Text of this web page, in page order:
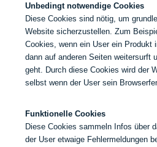
Unbedingt notwendige Cookies
Diese Cookies sind nötig, um
Website sicherzustellen. Zum
Cookies, wenn ein User ein Produkt
dann auf anderen Seiten weitersurft
geht. Durch diese Cookies wird der
selbst wenn der User sein
Funktionelle Cookies
Diese Cookies sammeln Infos über
der User etwaige Fehlermeldungen